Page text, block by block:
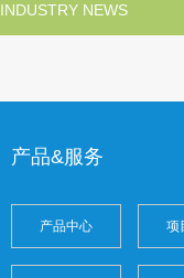
INDUSTRY NEWS
产品&服务
产品中心 项